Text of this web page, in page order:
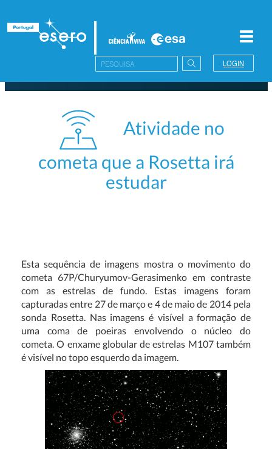
LOGIN
Atividade no
cometa que a Rosetta irá
estudar
Esta sequência de imagens mostra o movimento do
cometa 67P/Churyumov-Gerasimenko em contraste
com as estrelas de fundo. Estas imagens foram
capturadas entre 27 de março e 4 de maio de 2014 pela
sonda Rosetta. Nas imagens é visível a formação de
uma coma de poeiras envolvendo o núcleo do
cometa. O enxame globular de estrelas M107 também
é visível no topo esquerdo da imagem.